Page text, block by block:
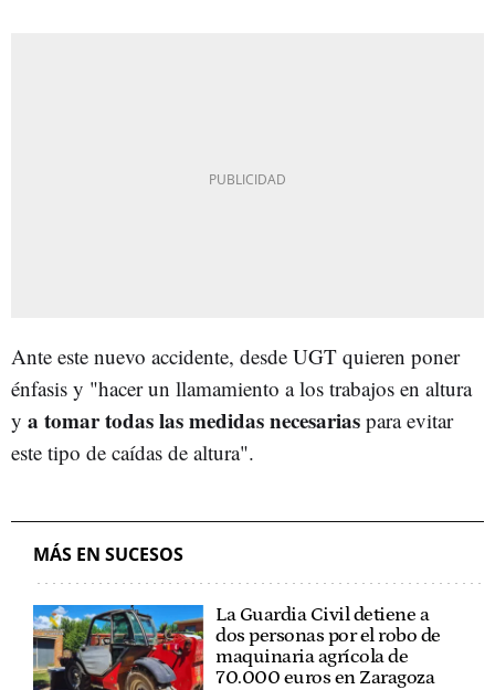
Ante este nuevo accidente, desde UGT quieren poner
énfasis y "hacer un llamamiento a los trabajos en altura
y a tomar todas las medidas necesarias para evitar
este tipo de caídas de altura".
MÁS EN SUCESOS
La Guardia Civil detiene a
dos personas por el robo de
maquinaria agrícola de
70.000 euros en Zaragoza